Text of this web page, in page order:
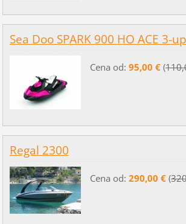
Sea Doo SPARK 900 HO ACE 3-
Cena od: 95,00 €(
Regal 2300
Cena od: 290,00 €(